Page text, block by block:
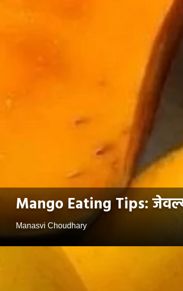
Mango Eating Tips:
Manasvi Choudhary